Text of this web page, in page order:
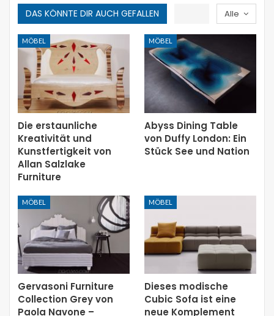
Alle
DAS KÖNNTE DIR AUCH GEFALLEN
MÖBEL
Die erstaunliche
Kreativität und
Kunstfertigkeit von
Allan Salzlake
Furniture
MÖBEL
Abyss Dining Table
von Duffy London: Ein
Stück See und Nation
MÖBEL
Gervasoni Furniture
Collection Grey von
Paola Navone –
MÖBEL
Dieses modische
Cubic Sofa ist eine
neue Komplement